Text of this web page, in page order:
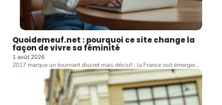
Quoidemeuf.net : pourquoi ce site change la
façon de vivre sa féminité
1 août 2026
2017 marque un tournant discret mais décisif : la France voit émerger…